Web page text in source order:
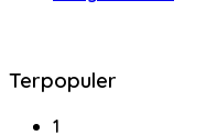
Terpopuler
1